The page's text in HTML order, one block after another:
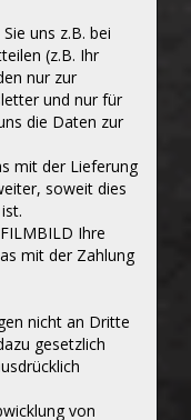
uns z.B. bei
(z.B. Ihr
nur zur
und nur für
die Daten zur
mit der Lieferung
soweit dies
Ihre
mit der Zahlung
nicht an Dritte
gesetzlich
von